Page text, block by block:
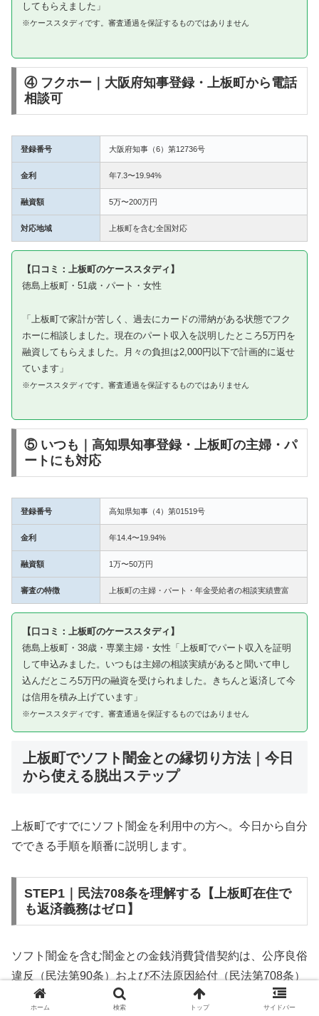
してもらえました」
※ケーススタディです。審査通過を保証するものではありません
④ フクホー｜大阪府知事登録・上板町から電話
相談可
登録番号 大阪府知事（6）第12736号
金利 年7.3〜19.94%
融資額 5万〜200万円
対応地域 上板町を含む全国対応
【口コミ：上板町のケーススタディ】
徳島上板町・51歳・パート・女性
「上板町で家計が苦しく、過去にカードの滞納がある状態でフク
ホーに相談しました。現在のパート収入を説明したところ5万円を
融資してもらえました。月々の負担は2,000円以下で計画的に返せ
ています」
※ケーススタディです。審査通過を保証するものではありません
⑤ いつも｜高知県知事登録・上板町の主婦・パ
ートにも対応
登録番号 高知県知事（4）第01519号
金利 年14.4〜19.94%
融資額 1万〜50万円
審査の特徴 上板町の主婦・パート・年金受給者の相談実績豊富
【口コミ：上板町のケーススタディ】
徳島上板町・38歳・専業主婦・女性「上板町でパート収入を証明
して申込みました。いつもは主婦の相談実績があると聞いて申し
込んだところ5万円の融資を受けられました。きちんと返済して今
は信用を積み上げています」
※ケーススタディです。審査通過を保証するものではありません
上板町でソフト闇金との縁切り方法｜今日
から使える脱出ステップ
上板町ですでにソフト闇金を利用中の方へ。今日から自分
でできる手順を順番に説明します。
STEP1｜民法708条を理解する【上板町在住で
も返済義務はゼロ】
ソフト闇金を含む闇金との金銭消費貸借契約は、公序良俗
違反（民法第90条）および不法原因給付（民法第708条）
に該当するため、法的には無効です。上板町在住であって
ホーム 検索 トップ サイドバー